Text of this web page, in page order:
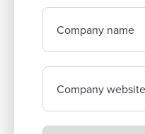
Company name
Company website